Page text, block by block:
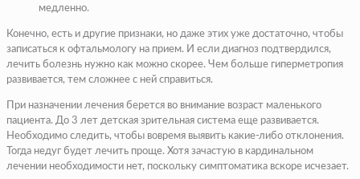
медленно.
Конечно, есть и другие признаки, но даже этих уже достаточно, чтобы
записаться к офтальмологу на прием. И если диагноз подтвердился,
лечить болезнь нужно как можно скорее. Чем больше гиперметропия
развивается, тем сложнее с ней справиться.
При назначении лечения берется во внимание возраст маленького
пациента. До 3 лет детская зрительная система еще развивается.
Необходимо следить, чтобы вовремя выявить какие-либо отклонения.
Тогда недуг будет лечить проще. Хотя зачастую в кардинальном
лечении необходимости нет, поскольку симптоматика вскоре исчезает.